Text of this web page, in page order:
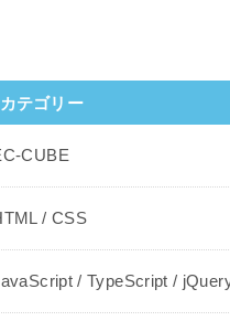
カテゴリー
CUBE
/ CSS
/ TypeScript /